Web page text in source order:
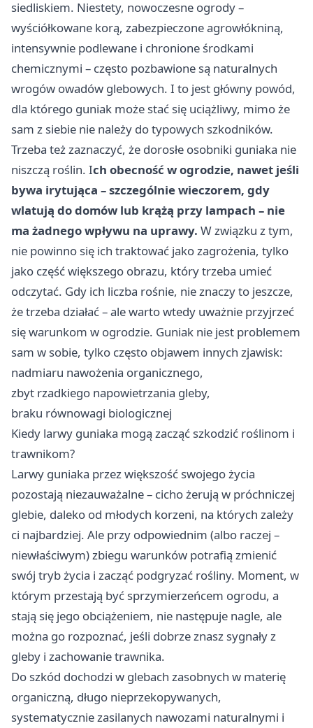
siedliskiem. Niestety, nowoczesne ogrody –
wyściółkowane korą, zabezpieczone agrowłókniną,
intensywnie podlewane i chronione środkami
chemicznymi – często pozbawione są naturalnych
wrogów owadów glebowych. I to jest główny powód,
dla którego guniak może stać się uciążliwy, mimo że
sam z siebie nie należy do typowych szkodników.
Trzeba też zaznaczyć, że dorosłe osobniki guniaka nie
niszczą roślin. Ich obecność w ogrodzie, nawet jeśli
bywa irytująca – szczególnie wieczorem, gdy
wlatują do domów lub krążą przy lampach – nie
ma żadnego wpływu na uprawy. W związku z tym,
nie powinno się ich traktować jako zagrożenia, tylko
jako część większego obrazu, który trzeba umieć
odczytać. Gdy ich liczba rośnie, nie znaczy to jeszcze,
że trzeba działać – ale warto wtedy uważnie przyjrzeć
się warunkom w ogrodzie. Guniak nie jest problemem
sam w sobie, tylko często objawem innych zjawisk:
nadmiaru nawożenia organicznego,
zbyt rzadkiego napowietrzania gleby,
braku równowagi biologicznej
Kiedy larwy guniaka mogą zacząć szkodzić roślinom i
trawnikom?
Larwy guniaka przez większość swojego życia
pozostają niezauważalne – cicho żerują w próchniczej
glebie, daleko od młodych korzeni, na których zależy
ci najbardziej. Ale przy odpowiednim (albo raczej –
niewłaściwym) zbiegu warunków potrafią zmienić
swój tryb życia i zacząć podgryzać rośliny. Moment, w
którym przestają być sprzymierzeńcem ogrodu, a
stają się jego obciążeniem, nie następuje nagle, ale
można go rozpoznać, jeśli dobrze znasz sygnały z
gleby i zachowanie trawnika.
Do szkód dochodzi w glebach zasobnych w materię
organiczną, długo nieprzekopywanych,
systematycznie zasilanych nawozami naturalnymi i